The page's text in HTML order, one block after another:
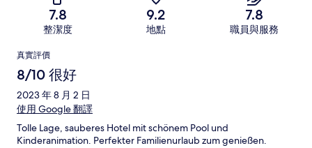
7.8
整潔度
9.2
地點
7.8
職員與服務
評
價
真實評價
8/10 很好
2023 年 8 月 2 日
使用 Google 翻譯
Tolle Lage, sauberes Hotel mit schönem Pool und
Kinderanimation. Perfekter Familienurlaub zum genießen.